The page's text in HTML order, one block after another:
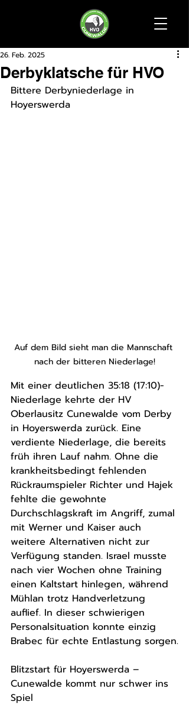
Derbyklatsche für HVO
26. Feb. 2025
Bittere Derbyniederlage in
Hoyerswerda
Auf dem Bild sieht man die Mannschaft
nach der bitteren Niederlage!
Mit einer deutlichen 35:18 (17:10)-
Niederlage kehrte der HV
Oberlausitz Cunewalde vom Derby
in Hoyerswerda zurück. Eine
verdiente Niederlage, die bereits
früh ihren Lauf nahm. Ohne die
krankheitsbedingt fehlenden
Rückraumspieler Richter und Hajek
fehlte die gewohnte
Durchschlagskraft im Angriff, zumal
mit Werner und Kaiser auch
weitere Alternativen nicht zur
Verfügung standen. Israel musste
nach vier Wochen ohne Training
einen Kaltstart hinlegen, während
Mühlan trotz Handverletzung
auflief. In dieser schwierigen
Personalsituation konnte einzig
Brabec für echte Entlastung sorgen.
Blitzstart für Hoyerswerda –
Cunewalde kommt nur schwer ins
Spiel